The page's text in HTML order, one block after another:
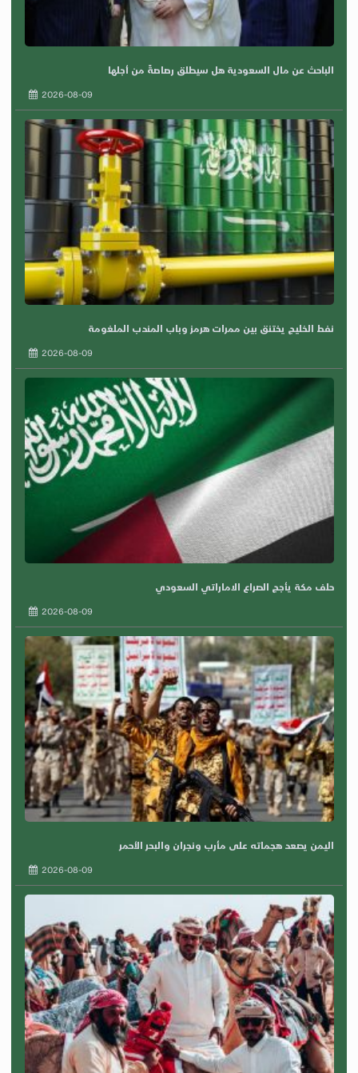
الباحث عن مال السعودية هل سيطلق رصاصةً من أجلها
2026-08-09
نفط الخليج يختنق بين ممرات هرمز وباب المندب الملغومة
2026-08-09
حلف مكة يأجج الصراع الاماراتي السعودي
2026-08-09
اليمن يصعد هجماته على مأرب ونجران والبحر الأحمر
2026-08-09